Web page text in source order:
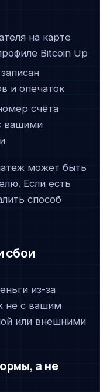
на карте
Bitcoin Up
и опечаток
счёта
вашими
может быть
Если есть
способ
сбои
из-за
не с вашим
или внешними
а не